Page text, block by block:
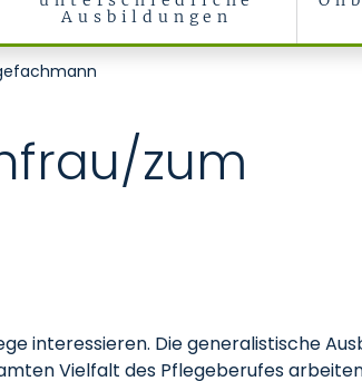
Ausbildungen
zum
interessieren. Die generalistische
Vielfalt des Pflegeberufes